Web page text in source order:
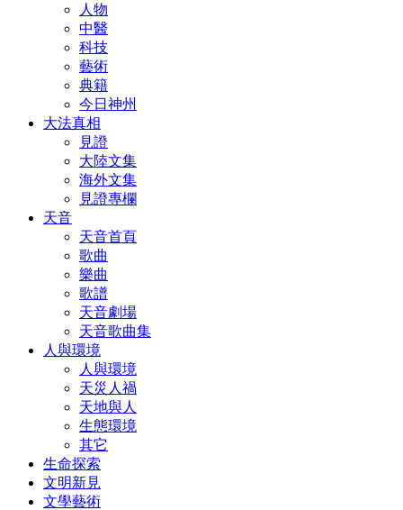
人物
中醫
科技
藝術
典籍
今日神州
大法真相
見證
大陸文集
海外文集
見證專欄
天音
天音首頁
歌曲
樂曲
歌譜
天音劇場
天音歌曲集
人與環境
人與環境
天災人禍
天地與人
生態環境
其它
生命探索
文明新見
文學藝術